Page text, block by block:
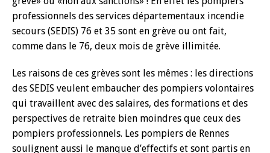
professionnels des services départementaux incendie
secours (SEDIS) 76 et 35 sont en grève ou ont fait,
comme dans le 76, deux mois de grève illimitée.
Les raisons de ces grèves sont les mêmes : les directions
des SEDIS veulent embaucher des pompiers volontaires
qui travaillent avec des salaires, des formations et des
perspectives de retraite bien moindres que ceux des
pompiers professionnels. Les pompiers de Rennes
soulignent aussi le manque d’effectifs et sont partis en